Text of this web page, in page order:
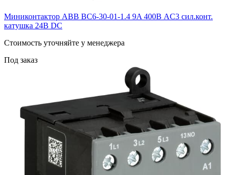
Миниконтактор ABB ВC6-30-01-1.4 9A 400В AC3 сил.конт.
катушка 24В DC
Cтоимость уточняйте у менеджера
Под заказ